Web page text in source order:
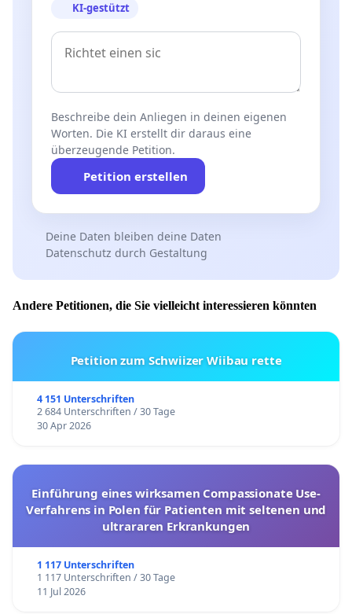
KI-gestützt
Beschreibe dein Anliegen in deinen eigenen
Worten. Die KI erstellt dir daraus eine
überzeugende Petition.
Petition erstellen
Deine Daten bleiben deine Daten
Datenschutz durch Gestaltung
Andere Petitionen, die Sie vielleicht interessieren könnten
Petition zum Schwiizer Wiibau rette
4 151 Unterschriften
2 684 Unterschriften / 30 Tage
30 Apr 2026
Einführung eines wirksamen Compassionate Use-
Verfahrens in Polen für Patienten mit seltenen und
ultrararen Erkrankungen
1 117 Unterschriften
1 117 Unterschriften / 30 Tage
11 Jul 2026